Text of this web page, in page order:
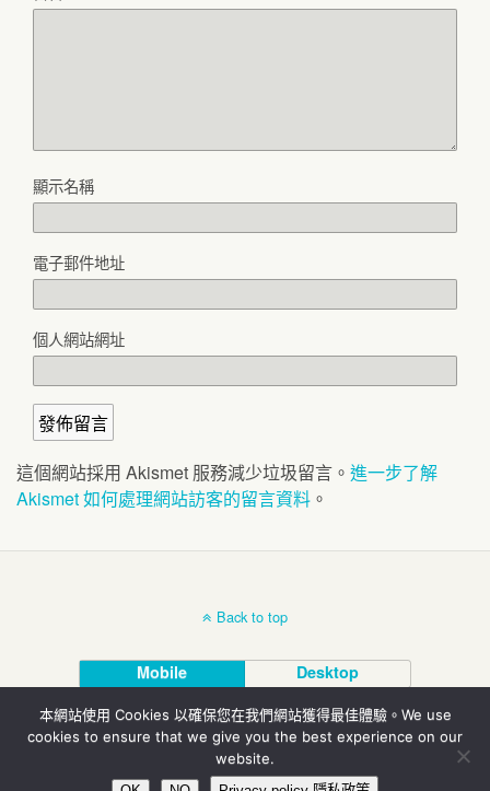
顯示名稱
電子郵件地址
個人網站網址
這個網站採用 Akismet 服務減少垃圾留言。 進一步了解
Akismet 如何處理網站訪客的留言資料 。
Back to top
Mobile Desktop
© 北投埔林炳炎
本網站使用 Cookies 以確保您在我們網站獲得最佳體驗。We use
cookies to ensure that we give you the best experience on our
website.